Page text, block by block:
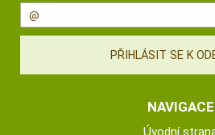
NAVIGACE
Úvodní